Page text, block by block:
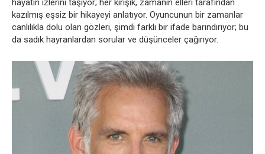
hayatın izlerini taşıyor; her kırışık, zamanın elleri tarafından
kazılmış eşsiz bir hikayeyi anlatıyor. Oyuncunun bir zamanlar
canlılıkla dolu olan gözleri, şimdi farklı bir ifade barındırıyor; bu
da sadık hayranlardan sorular ve düşünceler çağırıyor.